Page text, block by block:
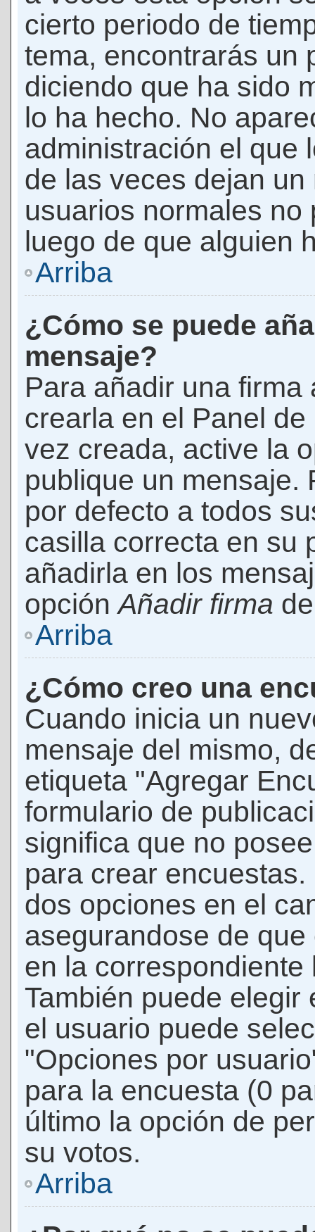
cierto periodo de
tema, encontrarás un
diciendo que ha sido
lo ha hecho. No
administración el que
de las veces dejan
usuarios normales
luego de que alguien
Arriba
¿Cómo se puede
mensaje?
Para añadir una
crearla en el Panel
vez creada, active la
publique un mensaje.
por defecto a todos
casilla correcta en su
añadirla en los
opciónAñadir firma
Arriba
¿Cómo creo una
Cuando inicia un
mensaje del mismo,
etiqueta "Agregar
formulario de
significa que no
para crear
dos opciones en el
asegurandose de
en la
También puede
el usuario puede
"Opciones por
para la encuesta (0
último la opción de
su votos.
Arriba